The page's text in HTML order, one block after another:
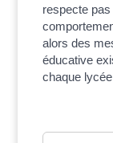
respecte
alors des
éducative
chaque